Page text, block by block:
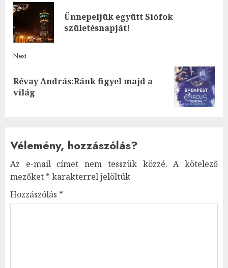
navigationÜnnepeljük együtt Siófok
születésnapját!
Next
Next
post:
Révay András:Ránk figyel majd a
világ
Vélemény, hozzászólás?
Az e-mail címet nem tesszük közzé. A kötelező
mezőket * karakterrel jelöltük
Hozzászólás *